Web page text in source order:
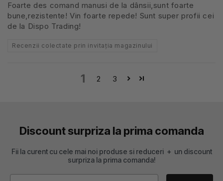
Foarte des comand manusi de la dânsii,sunt foarte
bune,rezistente! Vin foarte repede! Sunt super profii cei
de la Dispo Trading!
Recenzii colectate prin invitația magazinului
1 2 3
Discount surpriza la prima comanda
Fii la curent cu cele mai noi produse si reduceri + un discount
surpriza la prima comanda!